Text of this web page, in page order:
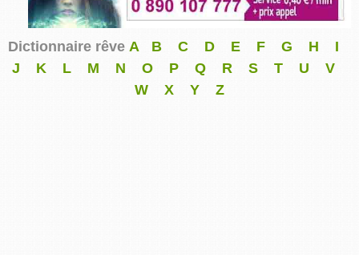
Dictionnaire rêve A B C D E F G H
I
J
K L M N O P Q R S T U
V
W
X Y Z